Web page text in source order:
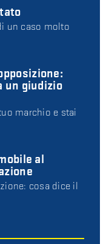
un caso molto
un giudizio
marchio e stai
al
cosa dice il